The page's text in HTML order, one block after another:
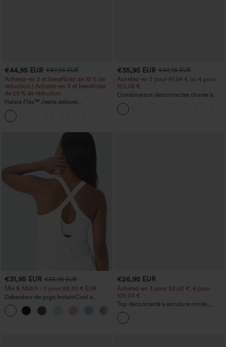
€44,95 EUR €49,95 EUR
Achetez-en 2 et bénéficiez de 10 % de
réduction | Achetez-en 3 et bénéficiez
de 20 % de réduction
Halara Flex™ Jeans délavés
décontractés, coupe baggy à jambe
large, taille basse asymétrique, poches
zippées
€35,95 EUR €40,95 EUR
Achetez-en 2 pour 61,54 € ou 4 pour
123,08 €.
Combinaison décontractée chinée à
bretelles réglables, fronces et jambes
larges, avec poches — facile comme
tout
€31,95 EUR €35,95 EUR
Mix & Match : 3 pour 88,30 € EUR
Débardeur de yoga InstantCool à
encolure en U et ourlet arrondi –
UPF50+
€26,95 EUR
Achetez-en 3 pour 52,62 €, 6 pour
105,24 €
Top décontracté à encolure ronde,
manches chauve-souris et coupe ample